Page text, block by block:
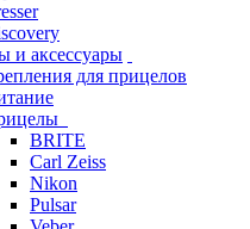
и аксессуары
для прицелов
BRITE
Carl Zeiss
Nikon
Pulsar